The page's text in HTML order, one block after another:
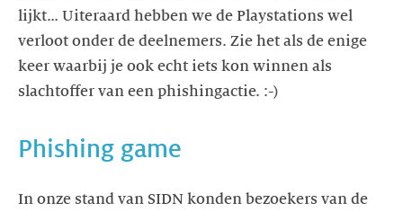
lijkt… Uiteraard hebben we de Playstations wel
verloot onder de deelnemers. Zie het als de enige
keer waarbij je ook echt iets kon winnen als
slachtoffer van een phishingactie. :-)
Phishing game
In onze stand van SIDN konden bezoekers van de